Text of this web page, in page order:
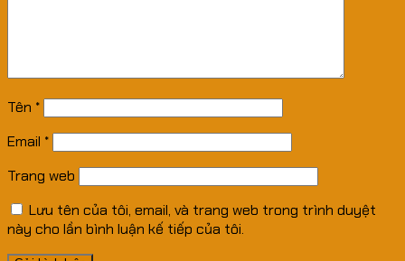
Tên *
Email *
Trang web
Lưu tên của tôi, email, và trang web trong trình duyệt
này cho lần bình luận kế tiếp của tôi.